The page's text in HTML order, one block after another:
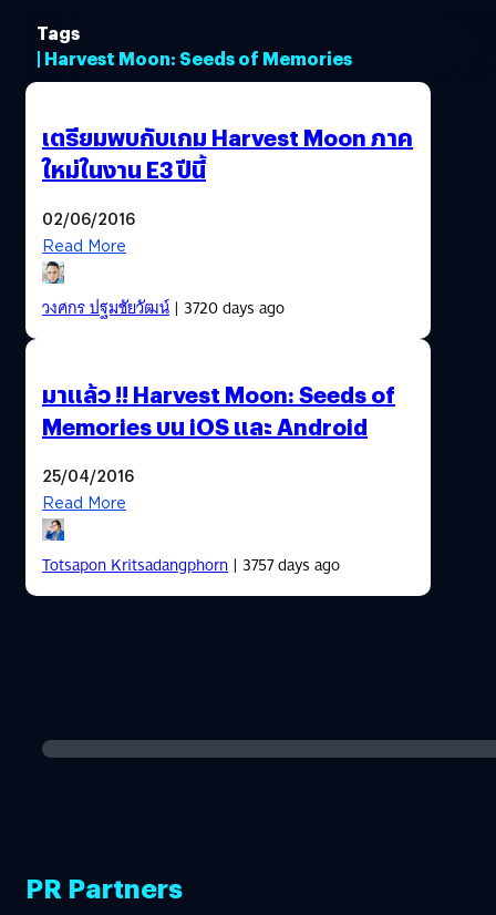
Tags
| Harvest Moon: Seeds of Memories
เตรียมพบกับเกม Harvest Moon ภาค
ใหม่ในงาน E3 ปีนี้
02/06/2016
Read More
วงศกร ปฐมชัยวัฒน์| 3720 days ago
มาแล้ว !! Harvest Moon: Seeds of
Memories บน iOS และ Android
25/04/2016
Read More
Totsapon Kritsadangphorn| 3757 days ago
PR Partners